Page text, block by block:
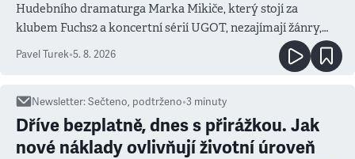
Hudebního dramaturga Marka Mikiče, který stojí za
klubem Fuchs2 a koncertní sérií UGOT, nezajímají žánry,
ale atmosféra
Pavel Turek•5. 8. 2026
Newsletter:Sečteno, podtrženo•3 minuty
Dříve bezplatně, dnes s přirážkou. Jak
nové náklady ovlivňují životní úroveň